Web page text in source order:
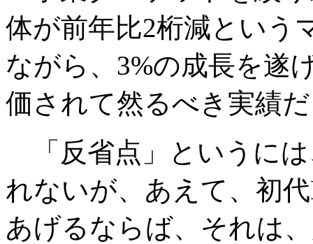
体が前年比2桁減という
ながら、3%の成長を遂
価されて然るべき実績
「反省点」というに
れないが、あえて、初
あげるならば、それは